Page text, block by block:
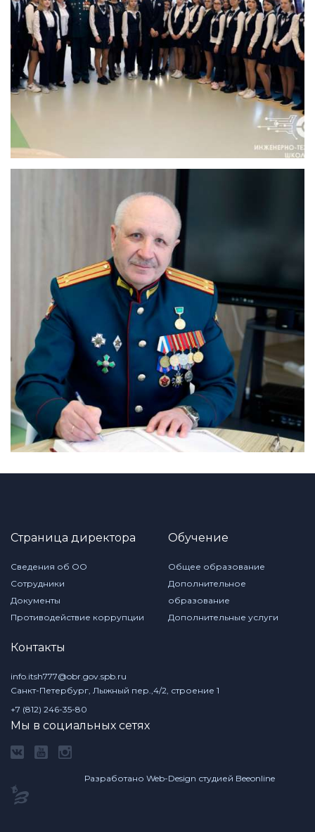
Страница директора
Сведения об ОО
Сотрудники
Документы
Противодействие коррупции
Обучение
Общее образование
Дополнительное
образование
Дополнительные услуги
Контакты
info.itsh777@obr.gov.spb.ru
Санкт-Петербург, Лыжный пер.,4/2, строение 1
+7 (812) 246-35-80
Мы в социальных сетях
Разработано Web-Design студией Beeonline